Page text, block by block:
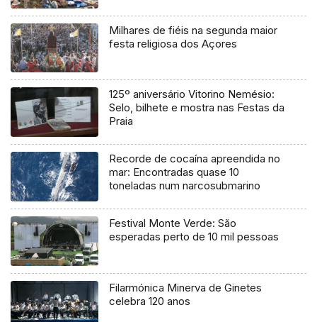
Milhares de fiéis na segunda maior
festa religiosa dos Açores
125º aniversário Vitorino Nemésio:
Selo, bilhete e mostra nas Festas da
Praia
Recorde de cocaína apreendida no
mar: Encontradas quase 10
toneladas num narcosubmarino
Festival Monte Verde: São
esperadas perto de 10 mil pessoas
Filarmónica Minerva de Ginetes
celebra 120 anos